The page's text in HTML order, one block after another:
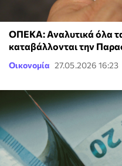
ΟΠΕΚΑ: Αναλυτικά όλα
καταβάλλονται την
Οικονομία 27.05.2026 16:23